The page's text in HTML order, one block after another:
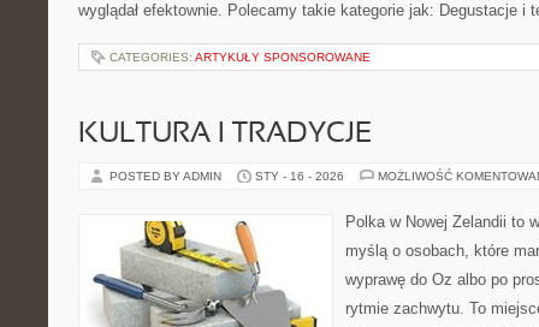
wyglądał efektownie. Polecamy takie kategorie jak: Degustacje
CATEGORIES: ARTYKUŁY SPONSOROWANE
KULTURA I TRADYCJE
POSTED BY ADMIN STY - 16 - 2026 MOŻLIWOŚĆ
Polka w Nowej Zelandii to
myślą o osobach, które
wyprawę do Oz albo po
rytmie zachwytu. To